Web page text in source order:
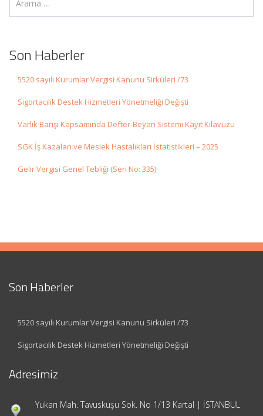
Son Haberler
5520 sayılı Kurumlar Vergisi Kanunu Sirküleri /73
Sigortacılık Destek Hizmetleri Yönetmeliği Değişti
Varlık Barışı Kapsamında Defter-Beyan Sistemi Kayıt Kılavuzu
SGK İş Kazaları ve Meslek Hastalıkları İstatistikleri – 2025
Gelir Vergisi Genel Tebliği (Seri No: 335)
Son Haberler
5520 sayılı Kurumlar Vergisi Kanunu Sirküleri /73
Sigortacılık Destek Hizmetleri Yönetmeliği Değişti
Adresimiz
Yukarı Mah. Tavuskuşu Sok. No 1/13 Kartal | İSTANBUL